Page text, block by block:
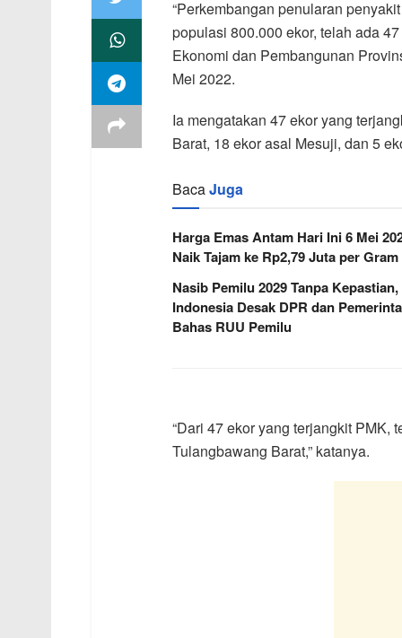
“Perkembangan penularan
populasi 800.000 ekor, telah ada
Ekonomi dan Pembangunan
Mei 2022.
Ia mengatakan 47 ekor yang
Barat, 18 ekor asal Mesuji, dan 5
BacaJuga
Harga Emas Antam Hari Ini 6 Mei
Naik Tajam ke Rp2,79 Juta per Gram
Nasib Pemilu 2029 Tanpa Kepastian,
Indonesia Desak DPR dan
Bahas RUU Pemilu
“Dari 47 ekor yang terjangkit PMK,
Tulangbawang Barat,” katanya.